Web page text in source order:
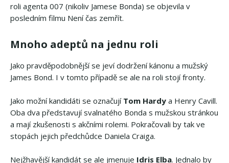
roli agenta 007 (nikoliv Jamese Bonda) se objevila v
posledním filmu Není čas zemřít.
Mnoho adeptů na jednu roli
Jako pravděpodobnější se jeví dodržení kánonu a mužský
James Bond. I v tomto případě se ale na roli stojí fronty.
Jako možní kandidáti se označují Tom Hardy a Henry Cavill.
Oba dva představují svalnatého Bonda s mužskou stránkou
a mají zkušenosti s akčními rolemi. Pokračovali by tak ve
stopách jejich předchůdce Daniela Craiga.
Nejžhavější kandidát se ale jmenuje Idris Elba. Jednalo by